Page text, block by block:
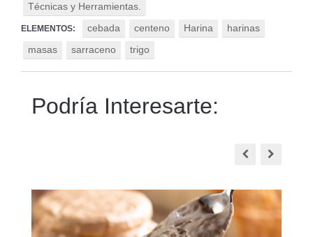
Técnicas y Herramientas.
ELEMENTOS: cebada centeno Harina
harinas
masas
sarraceno trigo
Podría Interesarte: